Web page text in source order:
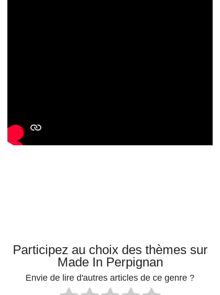
Participez au choix des thèmes sur
Made In Perpignan
Envie de lire d'autres articles de ce genre ?